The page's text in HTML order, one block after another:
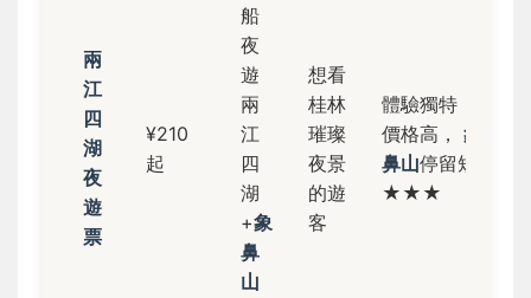
兩
江
四
湖
夜
遊
票
¥210
起
船
夜
遊
兩
江
四
湖
+象
鼻
山
想看
桂林
璀璨
夜景
的遊
客
體驗獨特，
價格高， 象
鼻山停留短
★★★